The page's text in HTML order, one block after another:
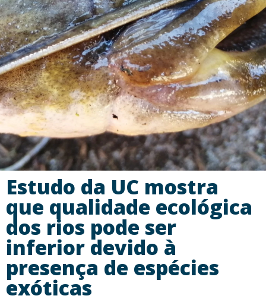
Estudo da UC mostra
que qualidade ecológica
dos rios pode ser
inferior devido à
presença de espécies
exóticas